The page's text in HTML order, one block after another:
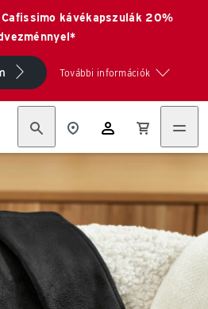
kávékapszulák 20%
További információk